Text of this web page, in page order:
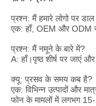
प्रश्न: मैं हमारे लोगो पर
एक: हाँ, OEM और ODM
प्रश्न: मैं नमूने के बारे में?
A: हाँ।पृष्ठ शीर्ष पर जाएं
क्यू: प्रसव के समय कब है?
एक: विभिन्न उत्पादों और
फोन के मामलों में लगभग